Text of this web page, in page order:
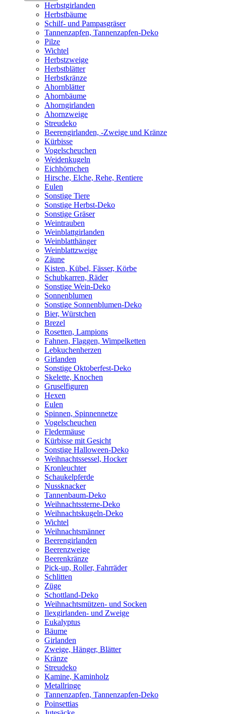
Herbstgirlanden
Herbstbäume
Schilf- und Pampasgräser
Tannenzapfen, Tannenzapfen-Deko
Pilze
Wichtel
Herbstzweige
Herbstblätter
Herbstkränze
Ahornblätter
Ahornbäume
Ahorngirlanden
Ahornzweige
Streudeko
Beerengirlanden, -Zweige und Kränze
Kürbisse
Vogelscheuchen
Weidenkugeln
Eichhörnchen
Hirsche, Elche, Rehe, Rentiere
Eulen
Sonstige Tiere
Sonstige Herbst-Deko
Sonstige Gräser
Weintrauben
Weinblattgirlanden
Weinblatthänger
Weinblattzweige
Zäune
Kisten, Kübel, Fässer, Körbe
Schubkarren, Räder
Sonstige Wein-Deko
Sonnenblumen
Sonstige Sonnenblumen-Deko
Bier, Würstchen
Brezel
Rosetten, Lampions
Fahnen, Flaggen, Wimpelketten
Lebkuchenherzen
Girlanden
Sonstige Oktoberfest-Deko
Skelette, Knochen
Gruselfiguren
Hexen
Eulen
Spinnen, Spinnennetze
Vogelscheuchen
Fledermäuse
Kürbisse mit Gesicht
Sonstige Halloween-Deko
Weihnachtssessel, Hocker
Kronleuchter
Schaukelpferde
Nussknacker
Tannenbaum-Deko
Weihnachtssterne-Deko
Weihnachtskugeln-Deko
Wichtel
Weihnachtsmänner
Beerengirlanden
Beerenzweige
Beerenkränze
Pick-up, Roller, Fahrräder
Schlitten
Züge
Schottland-Deko
Weihnachtsmützen- und Socken
Ilexgirlanden- und Zweige
Eukalyptus
Bäume
Girlanden
Zweige, Hänger, Blätter
Kränze
Streudeko
Kamine, Kaminholz
Metallringe
Tannenzapfen, Tannenzapfen-Deko
Poinsettias